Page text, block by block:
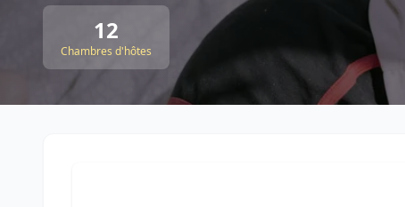
12
Chambres d'hôtes